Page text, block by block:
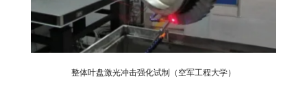
整体叶盘激光冲击强化试制（空军工程大学）